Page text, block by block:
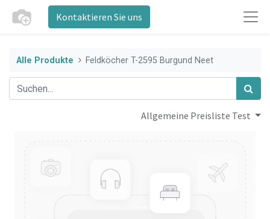
Kontaktieren Sie uns
Alle Produkte Feldköcher T-2595 Burgund Neet
Allgemeine Preisliste Test